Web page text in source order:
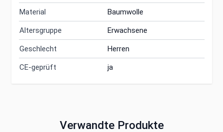
Material Baumwolle
Altersgruppe Erwachsene
Geschlecht Herren
CE-geprüft ja
Verwandte Produkte